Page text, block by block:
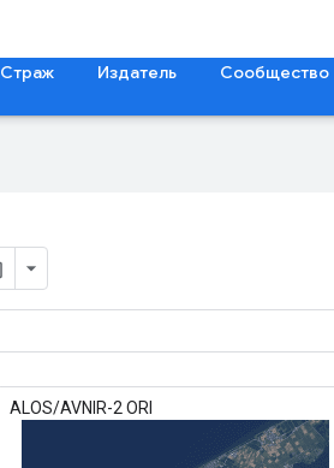
Страж Издатель Сообщество
ALOS/AVNIR-2 ORI